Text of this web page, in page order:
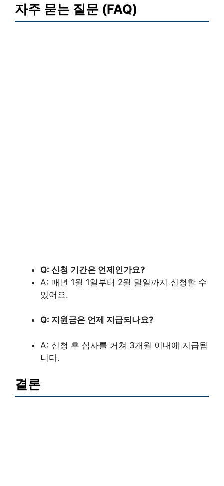
자주 묻는 질문 (FAQ)
Q: 신청 기간은 언제인가요?
A: 매년 1월 1일부터 2월 말일까지 신청할 수
있어요.
Q: 지원금은 언제 지급되나요?
A: 신청 후 심사를 거쳐 3개월 이내에 지급됩
니다.
결론